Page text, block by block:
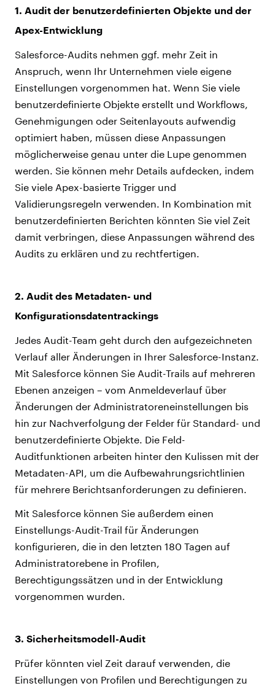
1. Audit der benutzerdefinierten Objekte und der
Apex-Entwicklung
Salesforce-Audits nehmen ggf. mehr Zeit in
Anspruch, wenn Ihr Unternehmen viele eigene
Einstellungen vorgenommen hat. Wenn Sie viele
benutzerdefinierte Objekte erstellt und Workflows,
Genehmigungen oder Seitenlayouts aufwendig
optimiert haben, müssen diese Anpassungen
möglicherweise genau unter die Lupe genommen
werden. Sie können mehr Details aufdecken, indem
Sie viele Apex-basierte Trigger und
Validierungsregeln verwenden. In Kombination mit
benutzerdefinierten Berichten könnten Sie viel Zeit
damit verbringen, diese Anpassungen während des
Audits zu erklären und zu rechtfertigen.
2. Audit des Metadaten- und
Konfigurationsdatentrackings
Jedes Audit-Team geht durch den aufgezeichneten
Verlauf aller Änderungen in Ihrer Salesforce-Instanz.
Mit Salesforce können Sie Audit-Trails auf mehreren
Ebenen anzeigen – vom Anmeldeverlauf über
Änderungen der Administratoreneinstellungen bis
hin zur Nachverfolgung der Felder für Standard- und
benutzerdefinierte Objekte. Die Feld-
Auditfunktionen arbeiten hinter den Kulissen mit der
Metadaten-API, um die Aufbewahrungsrichtlinien
für mehrere Berichtsanforderungen zu definieren.
Mit Salesforce können Sie außerdem einen
Einstellungs-Audit-Trail für Änderungen
konfigurieren, die in den letzten 180 Tagen auf
Administratorebene in Profilen,
Berechtigungssätzen und in der Entwicklung
vorgenommen wurden.
3. Sicherheitsmodell-Audit
Prüfer könnten viel Zeit darauf verwenden, die
Einstellungen von Profilen und Berechtigungen zu